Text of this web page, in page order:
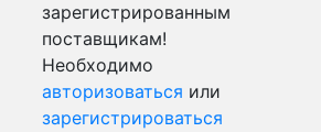
зарегистрированным
поставщикам!
Необходимо
авторизоваться или
зарегистрироваться